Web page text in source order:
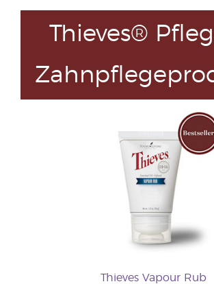
Thieves®
Thieves Vapour Rub